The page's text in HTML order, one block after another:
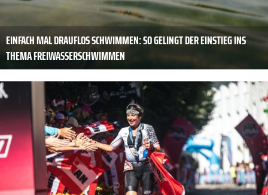
EINFACH MAL DRAUFLOS SCHWIMMEN: SO GELINGT DER EINSTIEG INS
THEMA FREIWASSERSCHWIMMEN